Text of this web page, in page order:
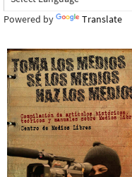
Powered by Translate